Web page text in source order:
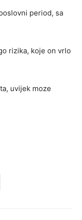
period, sa
rizika, koje on vrlo
uvijek moze